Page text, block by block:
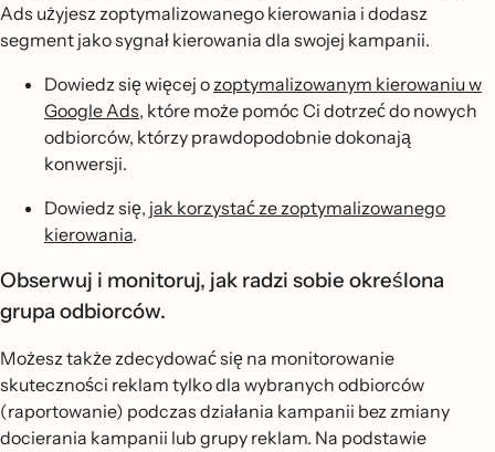
Ads użyjesz zoptymalizowanego kierowania i dodasz
segment jako sygnał kierowania dla swojej kampanii.
Dowiedz się więcej ozoptymalizowanym kierowaniu w
Google Ads, które może pomóc Ci dotrzeć do nowych
odbiorców, którzy prawdopodobnie dokonają
konwersji.
Dowiedz się, jak korzystać ze zoptymalizowanego
kierowania.
Obserwuj i monitoruj, jak radzi sobie określona
grupa odbiorców.
Możesz także zdecydować się na monitorowanie
skuteczności reklam tylko dla wybranych odbiorców
(raportowanie) podczas działania kampanii bez zmiany
docierania kampanii lub grupy reklam. Na podstawie